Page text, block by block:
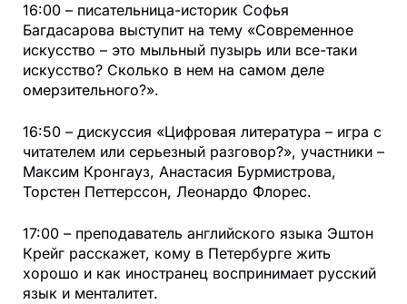
16:00 – писательница-историк Софья
Багдасарова выступит на тему «Современное
искусство – это мыльный пузырь или все-таки
искусство? Сколько в нем на самом деле
омерзительного?».
16:50 – дискуссия «Цифровая литература – игра с
читателем или серьезный разговор?», участники –
Максим Кронгауз, Анастасия Бурмистрова,
Торстен Петтерссон, Леонардо Флорес.
17:00 – преподаватель английского языка Эштон
Крейг расскажет, кому в Петербурге жить
хорошо и как иностранец воспринимает русский
язык и менталитет.